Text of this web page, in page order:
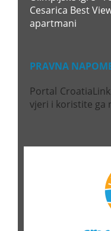
Cesarica Best
apartmani
PRAVNA
Portal
vjeri i koristite ga